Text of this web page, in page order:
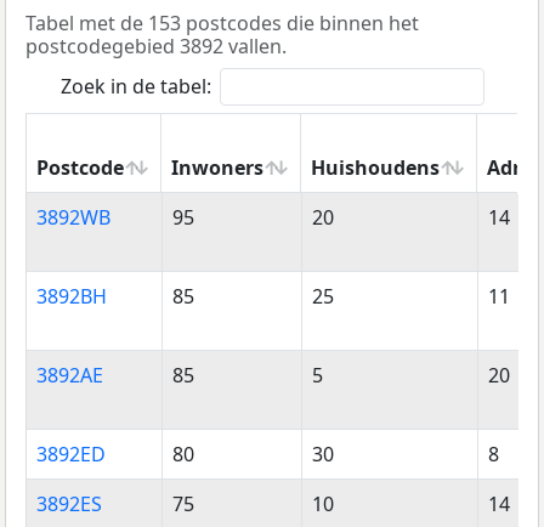
Tabel met de 153 postcodes die binnen het
postcodegebied 3892 vallen.
Zoek in de tabel:
Postcode Inwoners Huishoudens
Postcode
Inwoners Huishoudens
3892WB 95 20 14
3892BH 85 25 11
3892AE 85 5 20
3892ED 80 30
8
3892ES
75 10 14